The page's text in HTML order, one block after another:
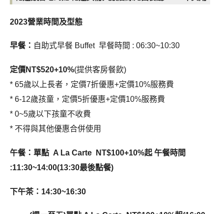
2023營業時間及型態
早餐： 自助式早餐 Buffet 早餐時間 : 06:30~10:30
定價NT$520+10%(提供客房餐飲)
* 65歲以上長者，定價7折優惠+定價10%服務費
* 6-12歲孩童，定價5折優惠+定價10%服務費
* 0~5歲以下孩童不收費
* 不得與其他優惠合併使用
午餐：單點 A La Carte NT$100+10%起 午餐時間
:11:30~14:00(13:30最後點餐)
下午茶：14:30~16:30